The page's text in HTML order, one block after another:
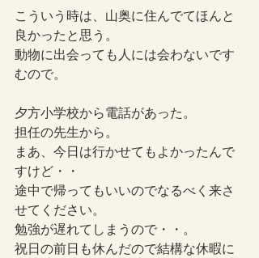
こういう時は、山奥に住んでてほんと
良かったと思う。
動物に出会っても人には会わないです
むので。
夕方小学校から電話があった。
担任の先生から。
まあ、今日は行かせてもよかったんで
すけど・・
途中で帰ってもいいのでなるべく来さ
せてください。
勉強が遅れてしまうので・・。
祝日の前日も休んだので結構な休暇に